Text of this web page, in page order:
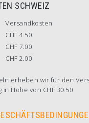
SCHWEIZ
Versandkosten
CHF 4.50
CHF 7.00
CHF 2.00
erheben wir für den
Höhe von CHF 30.50